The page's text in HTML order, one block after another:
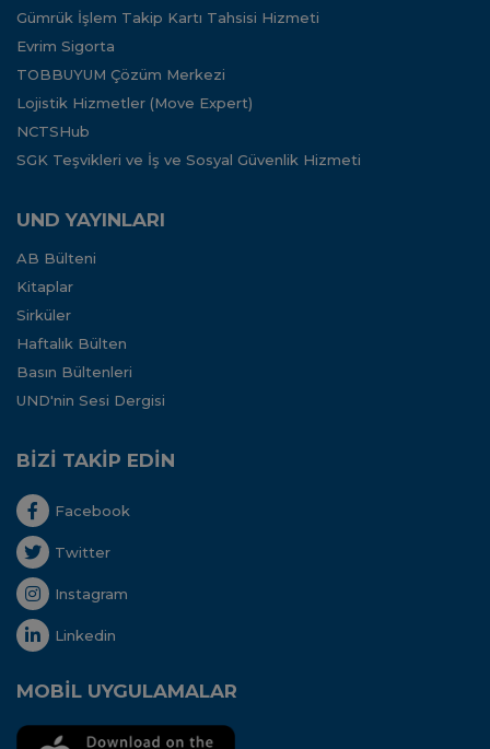
Gümrük İşlem Takip Kartı Tahsisi Hizmeti
Evrim Sigorta
TOBBUYUM Çözüm Merkezi
Lojistik Hizmetler (Move Expert)
NCTSHub
SGK Teşvikleri ve İş ve Sosyal Güvenlik Hizmeti
UND YAYINLARI
AB Bülteni
Kitaplar
Sirküler
Haftalık Bülten
Basın Bültenleri
UND'nin Sesi Dergisi
BİZİ TAKİP EDİN
Facebook
Twitter
Instagram
Linkedin
MOBİL UYGULAMALAR